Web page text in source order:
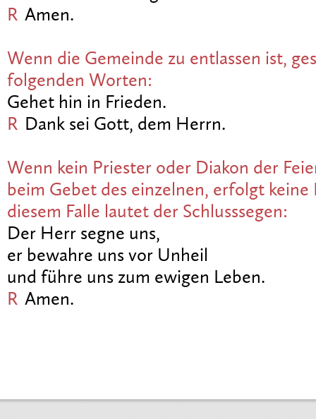
R Amen.
Wenn die Gemeinde zu entlassen ist,
folgenden Worten:
Gehet hin in Frieden.
R Dank sei Gott, dem Herrn.
Wenn kein Priester oder Diakon der
beim Gebet des einzelnen, erfolgt keine
diesem Falle lautet der Schlusssegen:
Der Herr segne uns,
er bewahre uns vor Unheil
und führe uns zum ewigen Leben.
R Amen.